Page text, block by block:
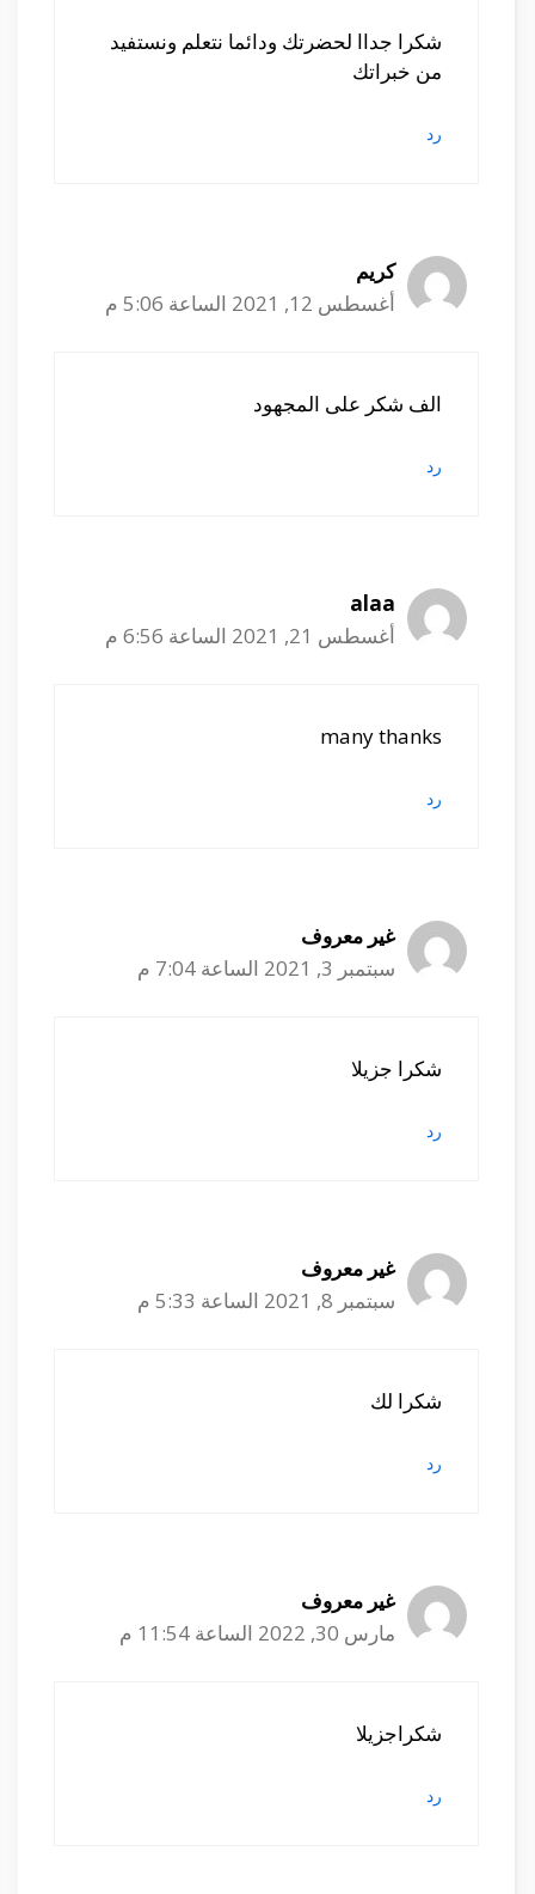
شكرا جداا لحضرتك ودائما نتعلم ونستفيد
من خبراتك
رد
كريم
أغسطس 12, 2021 الساعة 5:06 م
الف شكر على المجهود
رد
alaa
أغسطس 21, 2021 الساعة 6:56 م
many thanks
رد
غير معروف
سبتمبر 3, 2021 الساعة 7:04 م
شكرا جزيلا
رد
غير معروف
سبتمبر 8, 2021 الساعة 5:33 م
شكرا لك
رد
غير معروف
مارس 30, 2022 الساعة 11:54 م
شكراجزيلا
رد